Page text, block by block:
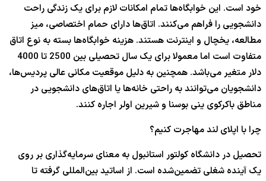
خود است. این خوابگاه‌ها تمام امکانات لازم برای یک زندگی راحت
دانشجویی را فراهم می‌کنند. اتاق‌ها دارای حمام اختصاصی، میز
مطالعه، یخچال و اینترنت هستند. هزینه خوابگاه‌ها بسته به نوع اتاق
متفاوت است اما معمولا برای یک سال تحصیلی بین 2500 تا 4000
دلار متغیر می‌باشد. همچنین به دلیل موقعیت مکانی عالی پردیس‌ها،
دانشجویان می‌توانند به راحتی خانه‌ها یا اتاق‌های دانشجویی در
مناطق باکرکوی ینی بوسنا و شیرین اولر اجاره کنند.
چرا با اپلای لند مهاجرت کنیم؟
تحصیل در دانشگاه کولتور استانبول به معنای سرمایه‌گذاری بر روی
یک آینده شغلی تضمین‌شده است. از اساتید بین‌المللی گرفته تا